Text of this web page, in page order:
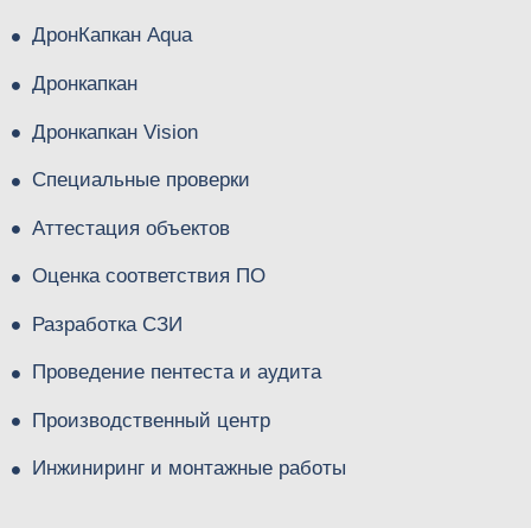
ДронКапкан Aqua
Дронкапкан
Дронкапкан Vision
Специальные проверки
Аттестация объектов
Оценка соответствия ПО
Разработка СЗИ
Проведение пентеста и аудита
Производственный центр
Инжиниринг и монтажные работы